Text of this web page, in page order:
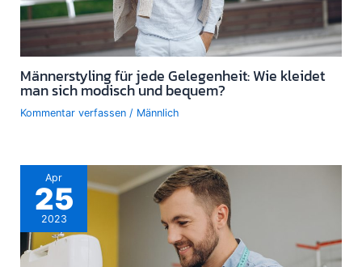
Männerstyling für jede Gelegenheit: Wie kleidet
man sich modisch und bequem?
Kommentar verfassen / Männlich
Apr
25
2023